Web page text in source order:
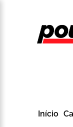
Início